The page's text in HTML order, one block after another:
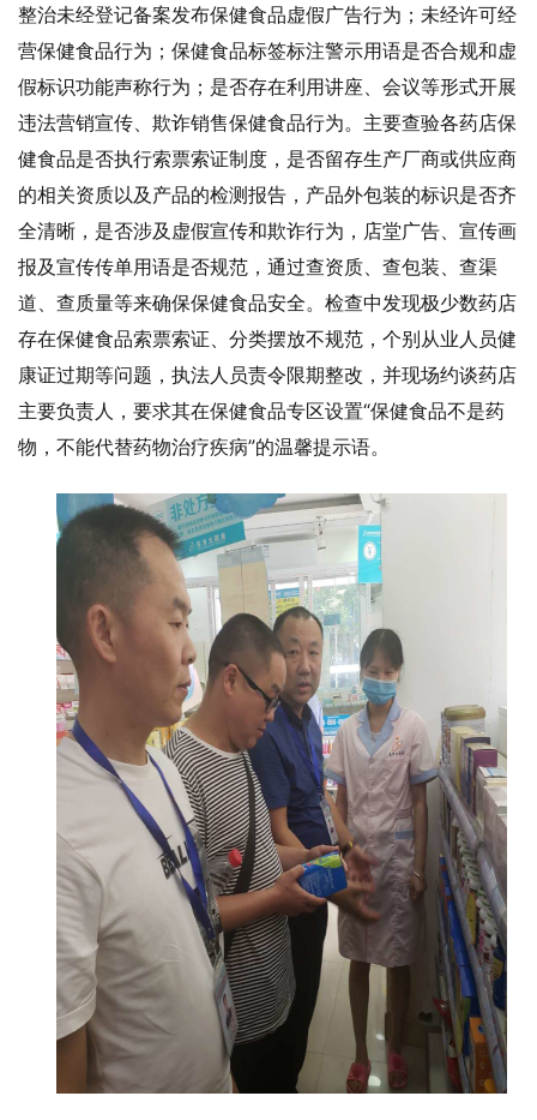
整治未经登记备案发布保健食品虚假广告行为；未经许可经
营保健食品行为；保健食品标签标注警示用语是否合规和虚
假标识功能声称行为；是否存在利用讲座、会议等形式开展
违法营销宣传、欺诈销售保健食品行为。主要查验各药店保
健食品是否执行索票索证制度，是否留存生产厂商或供应商
的相关资质以及产品的检测报告，产品外包装的标识是否齐
全清晰，是否涉及虚假宣传和欺诈行为，店堂广告、宣传画
报及宣传传单用语是否规范，通过查资质、查包装、查渠
道、查质量等来确保保健食品安全。检查中发现极少数药店
存在保健食品索票索证、分类摆放不规范，个别从业人员健
康证过期等问题，执法人员责令限期整改，并现场约谈药店
主要负责人，要求其在保健食品专区设置“保健食品不是药
物，不能代替药物治疗疾病”的温馨提示语。